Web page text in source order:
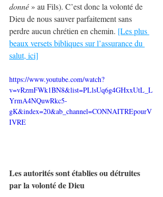
donné » au Fils). C’est donc la volonté de
Dieu de nous sauver parfaitement sans
perdre aucun chrétien en chemin. [Les plus
beaux versets bibliques sur l’assurance du
salut, ici]
https://www.youtube.com/watch?
v=vRzmFWk1BN8&list=PLlsUq6g4GHxxUtL_L
YrmA4NQuwRkc5-
gK&index=20&ab_channel=CONNAITREpourV
IVRE
Les autorités sont établies ou détruites
par la volonté de Dieu